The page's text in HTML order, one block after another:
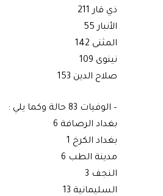
ذي قار 211
الأنبار 55
المثنى 142
نينوى 109
صلاح الدين 153
– الوفيات 83 حالة وكما يلي :
بغداد الرصافة 6
بغداد الكرخ 1
مدينة الطب 6
النجف 3
السليمانية 13